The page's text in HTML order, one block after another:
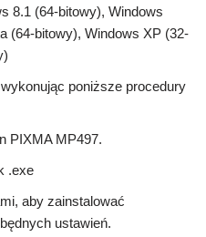
8.1 (64-bitowy), Windows
(64-bitowy), Windows XP (32-
poniższe procedury
PIXMA MP497.
.exe
aby zainstalować
ustawień.